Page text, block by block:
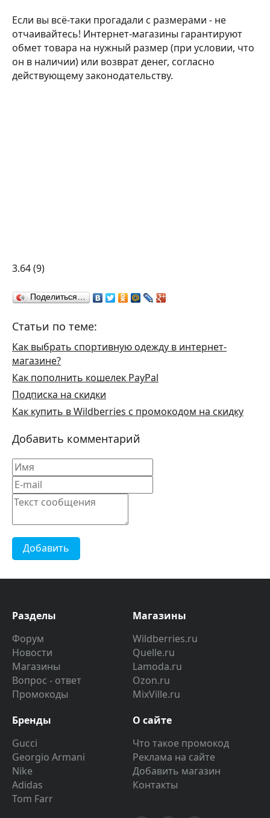
Если вы всё-таки прогадали с размерами - не
отчаивайтесь! Интернет-магазины гарантируют
обмет товара на нужный размер (при условии, что
он в наличии) или возврат денег, согласно
действующему законодательству.
3.64(9)
Поделиться…
Статьи по теме:
Как выбрать спортивную одежду в интернет-
магазине?
Как пополнить кошелек PayPal
Подписка на скидки
Как купить в Wildberries с промокодом на скидку
Добавить комментарий
Добавить
Разделы
Форум
Новости
Магазины
Вопрос - ответ
Промокоды
Магазины
Wildberries.ru
Quelle.ru
Lamoda.ru
Ozon.ru
MixVille.ru
Бренды
Gucci
Georgio Armani
Nike
Adidas
Tom Farr
О сайте
Что такое промокод
Реклама на сайте
Добавить магазин
Контакты